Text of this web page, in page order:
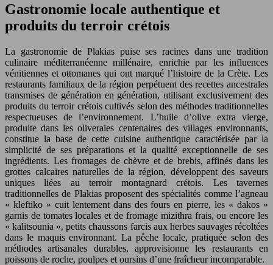
Gastronomie locale authentique et
produits du terroir crétois
La gastronomie de Plakias puise ses racines dans une tradition
culinaire méditerranéenne millénaire, enrichie par les influences
vénitiennes et ottomanes qui ont marqué l’histoire de la Crète. Les
restaurants familiaux de la région perpétuent des recettes ancestrales
transmises de génération en génération, utilisant exclusivement des
produits du terroir crétois cultivés selon des méthodes traditionnelles
respectueuses de l’environnement. L’huile d’olive extra vierge,
produite dans les oliveraies centenaires des villages environnants,
constitue la base de cette cuisine authentique caractérisée par la
simplicité de ses préparations et la qualité exceptionnelle de ses
ingrédients. Les fromages de chèvre et de brebis, affinés dans les
grottes calcaires naturelles de la région, développent des saveurs
uniques liées au terroir montagnard crétois. Les tavernes
traditionnelles de Plakias proposent des spécialités comme l’agneau
« kleftiko » cuit lentement dans des fours en pierre, les « dakos »
garnis de tomates locales et de fromage mizithra frais, ou encore les
« kalitsounia », petits chaussons farcis aux herbes sauvages récoltées
dans le maquis environnant. La pêche locale, pratiquée selon des
méthodes artisanales durables, approvisionne les restaurants en
poissons de roche, poulpes et oursins d’une fraîcheur incomparable.